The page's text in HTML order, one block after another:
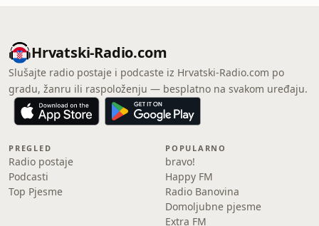
Hrvatski-Radio.com
Slušajte radio postaje i podcaste iz Hrvatski-Radio.com po
gradu, žanru ili raspoloženju — besplatno na svakom uređaju.
PREGLED
Radio postaje
Podcasti
Top Pjesme
POPULARNO
bravo!
Happy FM
Radio Banovina
Domoljubne pjesme
Extra FM